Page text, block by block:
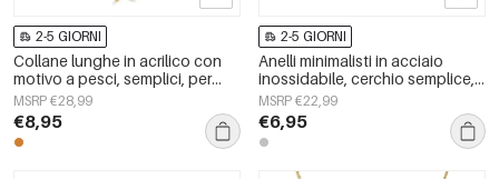
2-5 GIORNI
Collane lunghe in acrilico con
motivo a pesci, semplici, per
tutti i giorni, della serie Simple,
gioielli da donna.
MSRP €28,99
€8,95
2-5 GIORNI
Anelli minimalisti in acciaio
inossidabile, cerchio semplice,
serie Daily Simple, gioielli da
donna
MSRP €22,99
€6,95